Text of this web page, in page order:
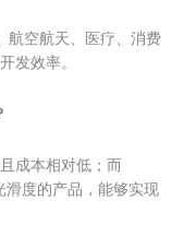
航空航天、医疗、消费
发效率。
成本相对低；而
滑度的产品，能够实现